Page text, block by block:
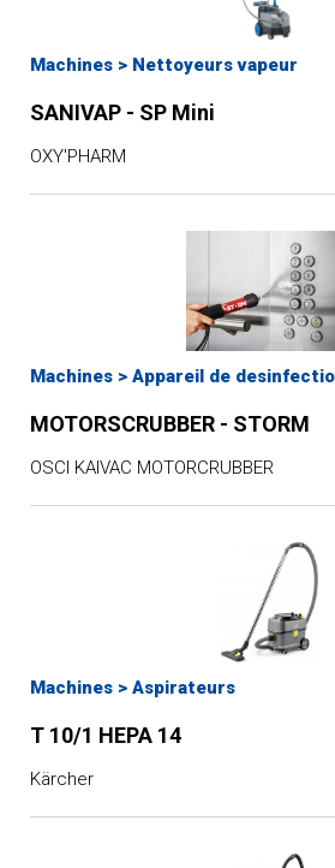
Machines > Nettoyeurs vapeur
SANIVAP - SP Mini
OXY'PHARM
Machines > Appareil de
MOTORSCRUBBER - STORM
OSCI KAIVAC MOTORCRUBBER
Machines > Aspirateurs
T 10/1 HEPA 14
Kärcher